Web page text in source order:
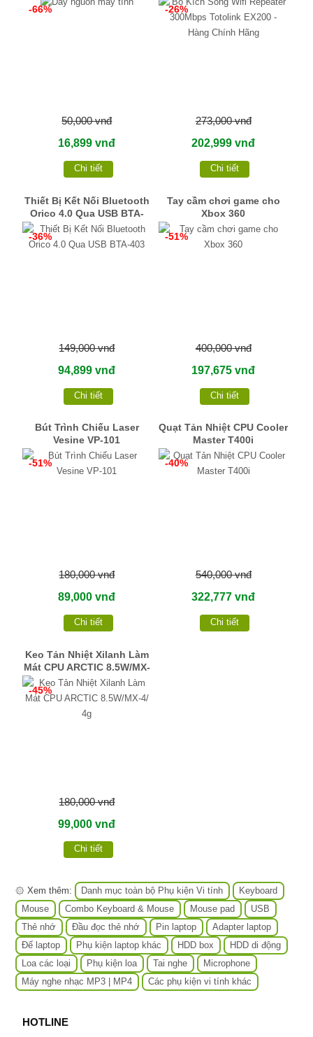
-66%
50,000 vnđ
16,899 vnđ
Chi tiết
Chính Hãng
-26%
273,000 vnđ
202,999 vnđ
Chi tiết
Thiết Bị Kết Nối Bluetooth
Orico 4.0 Qua USB BTA-
403
-36%
149,000 vnđ
94,899 vnđ
Chi tiết
Tay cầm chơi game cho
Xbox 360
-51%
400,000 vnđ
197,675 vnđ
Chi tiết
Bút Trình Chiếu Laser
Vesine VP-101
-51%
180,000 vnđ
89,000 vnđ
Chi tiết
Quạt Tản Nhiệt CPU Cooler
Master T400i
-40%
540,000 vnđ
322,777 vnđ
Chi tiết
Keo Tản Nhiệt Xilanh Làm
Mát CPU ARCTIC 8.5W/MX-
4/ 4g
-45%
180,000 vnđ
99,000 vnđ
Chi tiết
۞ Xem thêm: Danh mục toàn bộ Phụ kiện Vi tính
Keyboard
Mouse
Combo Keyboard & Mouse Mouse pad
USB
Thẻ nhớ
Đầu đọc thẻ nhớ Pin laptop
Adapter laptop
Đế laptop
Phụ kiện laptop khác HDD box
HDD di động
Loa các loại
Phụ kiện loa Tai nghe
Microphone
Máy nghe nhạc MP3 | MP4
Các phụ kiện vi tính khác
HOTLINE